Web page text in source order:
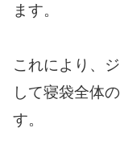
ます。
これにより、
して寝袋全体
す。